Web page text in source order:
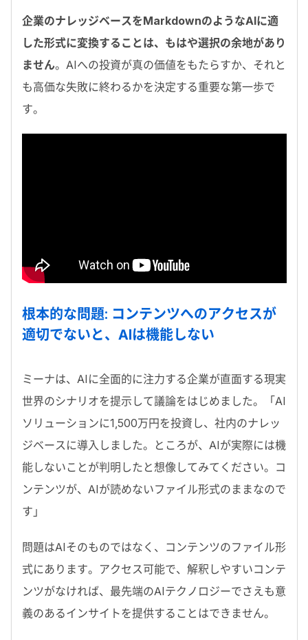
企業のナレッジベースをMarkdownのようなAIに適
した形式に変換することは、もはや選択の余地があり
ません。 AIへの投資が真の価値をもたらすか、それと
も高価な失敗に終わるかを決定する重要な第一歩で
す。
根本的な問題: コンテンツへのアクセスが
適切でないと、 AIは機能しない
ミーナは、 AI に全面的に注力する企業が直面する現実
世界のシナリオを提示して議論をはじめました。「AI
ソリューションに1,500万円を投資し、社内のナレッ
ジベースに導入しました。ところが、 AIが実際には機
能しないことが判明したと想像してみてください。コ
ンテンツが、 AIが読めないファイル形式のままなので
す」
問題はAIそのものではなく、コンテンツのファイル形
式にあります。アクセス可能で、解釈しやすいコンテ
ンツがなければ、最先端のAIテクノロジーでさえも意
義のあるインサイトを提供することはできません。